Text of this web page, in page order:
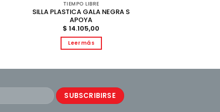
TIEMPO LIBRE
SILLA PLASTICA GALA NEGRA S
APOYA
$ 14.105,00
Leer más